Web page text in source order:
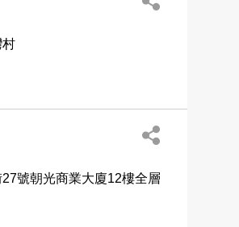
村
號朝光商業大廈12樓全層